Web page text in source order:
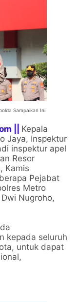
Sampaikan Ini
|| Kepala
Jaya, Inspektur
inspektur apel
Resor
Kamis
Pejabat
Metro
Nugroho,
kepada seluruh
untuk dapat